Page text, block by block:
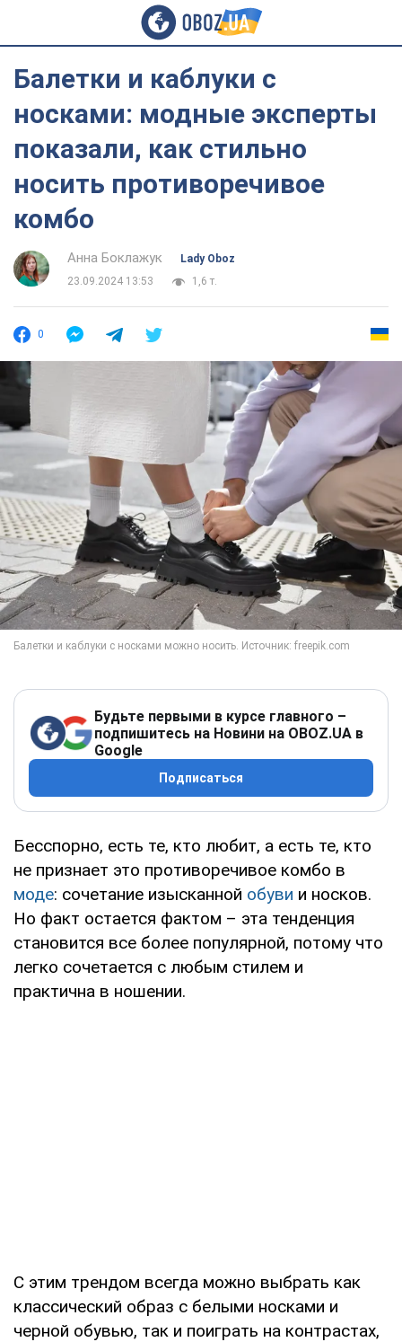
Балетки и каблуки с
носками: модные эксперты
показали, как стильно
носить противоречивое
комбо
Анна Боклажук
Lady Oboz
23.09.2024 13:53
1,6 т.
0
Будьте первыми в курсе главного –
подпишитесь на Новини на OBOZ.UA в
Google
Подписаться
Бесспорно, есть те, кто любит, а есть те, кто
не признает это противоречивое комбо в
моде: сочетание изысканной обуви и носков.
Но факт остается фактом – эта тенденция
становится все более популярной, потому что
легко сочетается с любым стилем и
практична в ношении.
С этим трендом всегда можно выбрать как
классический образ с белыми носками и
черной обувью, так и поиграть на контрастах,